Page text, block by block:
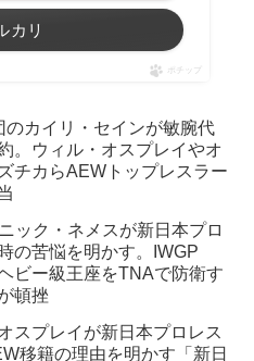
カリ
ポチップ
のカイリ・セインが敏腕代
。ウィル・オスプレイやオ
チカらAEWトップレスラー
ック・ネメスが新日本プロ
の苦悩を明かす。IWGP
ビー級王座をTNAで防衛す
頓挫
スプレイが新日本プロレス
移籍の理由を明かす「新日